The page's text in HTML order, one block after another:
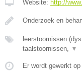
Website: http://
Onderzoek en
leerstoornissen
taalstoornissen, ▼
Er wordt gewerkt